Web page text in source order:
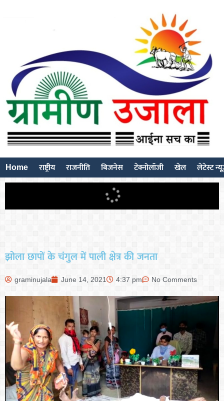
Home राष्ट्रीय राजनीति बिजनेस टेक्नोलॉजी खेल लेटेस्ट
झोला छापों के चंगुल में पाली क्षेत्र की जनता
graminujala June 14, 2021 4:37 pm No Comments